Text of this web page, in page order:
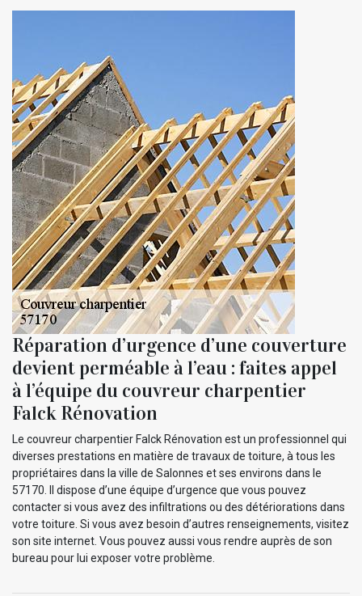
Réparation d’urgence d’une couverture
devient perméable à l’eau : faites appel
à l’équipe du couvreur charpentier
Falck Rénovation
Le couvreur charpentier Falck Rénovation est un professionnel qui
diverses prestations en matière de travaux de toiture, à tous les
propriétaires dans la ville de Salonnes et ses environs dans le
57170. Il dispose d’une équipe d’urgence que vous pouvez
contacter si vous avez des infiltrations ou des détériorations dans
votre toiture. Si vous avez besoin d’autres renseignements, visitez
son site internet. Vous pouvez aussi vous rendre auprès de son
bureau pour lui exposer votre problème.